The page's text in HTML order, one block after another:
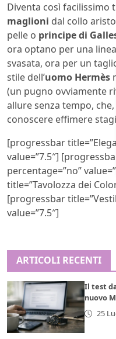
Diventa così facilissimo
maglioni dal collo
pelle o principe di
ora optano per una
svasata, ora per un
stile dell’uomo Hermès
(un pugno ovviamente
allure senza tempo,
conoscere effimere
[progressbar
value=”7.5″]
percentage=”no”
title=”Tavolozza dei
[progressbar
value=”7.5″]
ARTICOLI RECENTI
Il test
nuovo
25